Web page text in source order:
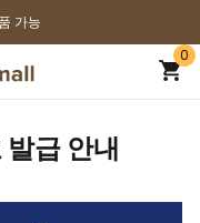
가능
0
급 안내